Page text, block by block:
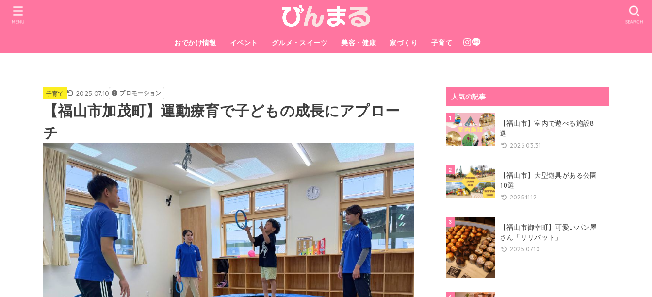
おでかけ情報 イベント グルメ・スイーツ 美容・健康 家づくり 子育て
SEARCH
MENU
子育て 2025.07.10 プロモーション
【福山市加茂町】運動療育で子どもの成長にアプロー
チ
人気の記事
【福山市】室内で遊べる施設8
選
2026.03.31
【福山市】大型遊具がある公園
10選
2025.11.12
【福山市御幸町】可愛いパン屋
さん「リリパット」
2025.07.10